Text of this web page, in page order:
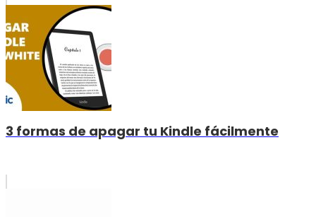
3 formas de apagar tu Kindle fácilmente